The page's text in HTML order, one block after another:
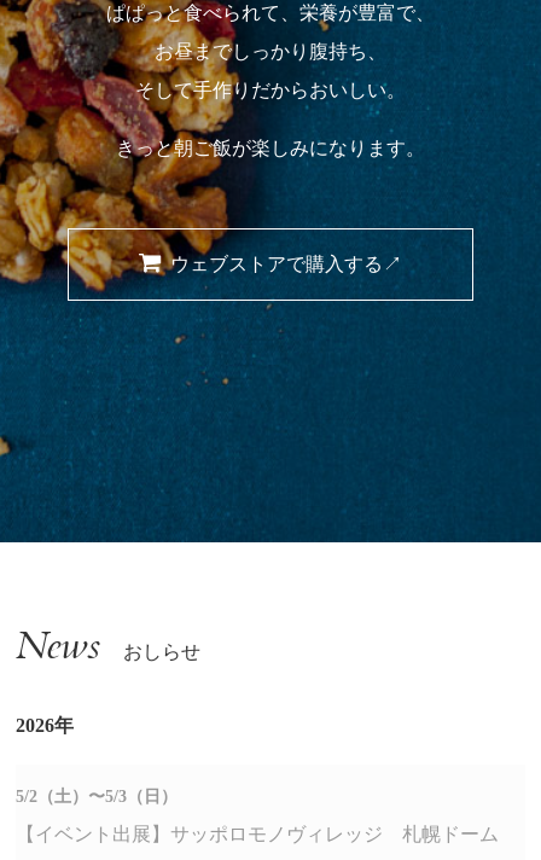
ぱぱっと食べられて、栄養が豊富で、
お昼までしっかり腹持ち、
そして手作りだからおいしい。
きっと朝ご飯が楽しみになります。
ウェブストアで購入する↗
News おしらせ
2026年
5/2（土）〜5/3（日）
【イベント出展】サッポロモノヴィレッジ 札幌ドーム